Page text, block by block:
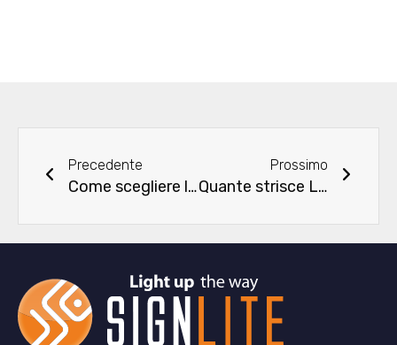
Precedente
Come scegliere le strisce RGB
Prossimo
Quante strisce LED può controllare un DMX